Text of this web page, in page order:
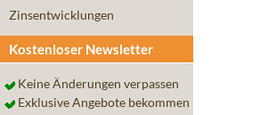
Zinsentwicklungen
Kostenloser Newsletter
Keine Änderungen verpassen
Exklusive Angebote bekommen